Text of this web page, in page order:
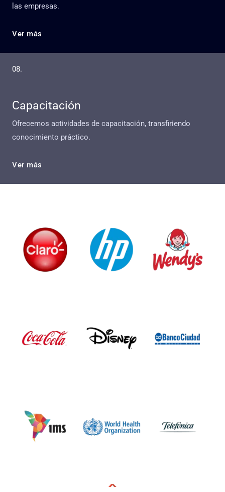
las empresas.
Ver más
08.
Capacitación
Ofrecemos actividades de capacitación, transfiriendo
conocimiento práctico.
Ver más